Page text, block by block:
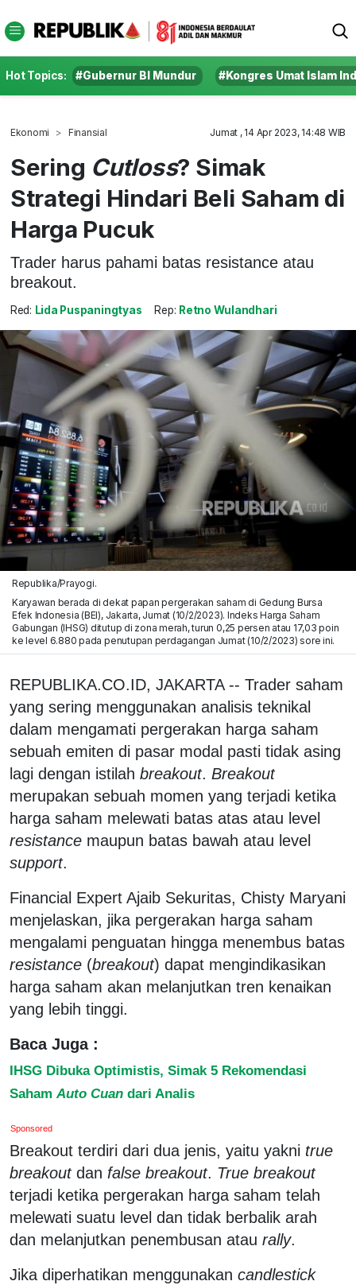
Hot Topics: #Gubernur BI Mundur #Kongres Umat Islam
Ekonomi Finansial Jumat , 14 Apr 2023, 14:48 WIB
Sering Cutloss? Simak
Strategi Hindari Beli Saham di
Harga Pucuk
Trader harus pahami batas resistance atau
breakout.
Red: Lida Puspaningtyas Rep: Retno Wulandhari
Republika/Prayogi.
Karyawan berada di dekat papan pergerakan saham di Gedung Bursa
Efek Indonesia (BEI), Jakarta, Jumat (10/2/2023). Indeks Harga Saham
Gabungan (IHSG) ditutup di zona merah, turun 0,25 persen atau 17,03 poin
ke level 6.880 pada penutupan perdagangan Jumat (10/2/2023) sore ini.
REPUBLIKA.CO.ID, JAKARTA -- Trader saham
yang sering menggunakan analisis teknikal
dalam mengamati pergerakan harga saham
sebuah emiten di pasar modal pasti tidak asing
lagi dengan istilah breakout. Breakout
merupakan sebuah momen yang terjadi ketika
harga saham melewati batas atas atau level
resistance maupun batas bawah atau level
support.
Financial Expert Ajaib Sekuritas, Chisty Maryani
menjelaskan, jika pergerakan harga saham
mengalami penguatan hingga menembus batas
resistance (breakout) dapat mengindikasikan
harga saham akan melanjutkan tren kenaikan
yang lebih tinggi.
Baca Juga :
IHSG Dibuka Optimistis, Simak 5 Rekomendasi
Saham Auto Cuan dari Analis
Sponsored
Breakout terdiri dari dua jenis, yaitu yakni true
breakoutdan false breakout. True breakout
terjadi ketika pergerakan harga saham telah
melewati suatu level dan tidak berbalik arah
dan melanjutkan penembusan atau rally.
Jika diperhatikan menggunakan candlestick